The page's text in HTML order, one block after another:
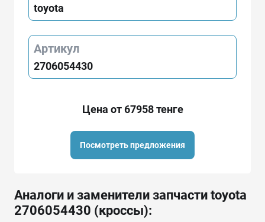
toyota
Артикул
2706054430
Цена от 67958 тенге
Посмотреть предложения
Аналоги и заменители запчасти toyota
2706054430 (кроссы):